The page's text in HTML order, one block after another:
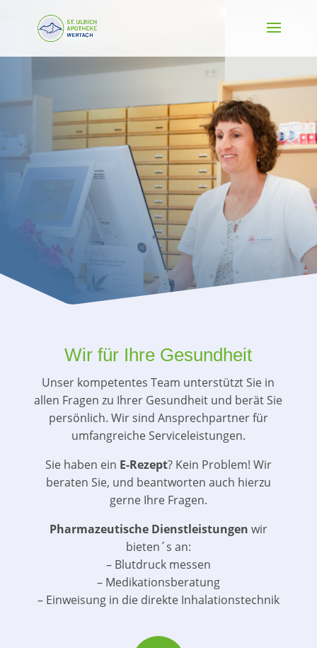
St. Ulrich
Apotheke
Wertach
Ihre Anlaufstelle für
Gesundheit &
Wohlbefinden
Wir für Ihre Gesundheit
Unser kompetentes Team unterstützt Sie in
allen Fragen zu Ihrer Gesundheit und berät Sie
persönlich. Wir sind Ansprechpartner für
umfangreiche Serviceleistungen.
Sie haben ein E-Rezept? Kein Problem! Wir
beraten Sie, und beantworten auch hierzu
gerne Ihre Fragen.
Pharmazeutische Dienstleistungen wir
bieten´s an:
– Blutdruck messen
– Medikationsberatung
– Einweisung in die direkte Inhalationstechnik